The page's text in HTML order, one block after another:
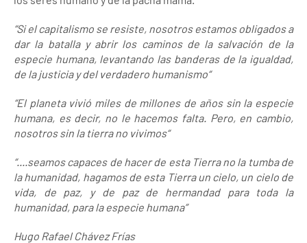
“Si el capitalismo se resiste, nosotros estamos obligados a
dar la batalla y abrir los caminos de la salvación de la
especie humana, levantando las banderas de la igualdad,
de la justicia y del verdadero humanismo“
“El planeta vivió miles de millones de años sin la especie
humana, es decir, no le hacemos falta. Pero, en cambio,
nosotros sin la tierra no vivimos“
“....seamos capaces de hacer de esta Tierra no la tumba de
la humanidad, hagamos de esta Tierra un cielo, un cielo de
vida, de paz, y de paz de hermandad para toda la
humanidad, para la especie humana”
Hugo Rafael Chávez Frías